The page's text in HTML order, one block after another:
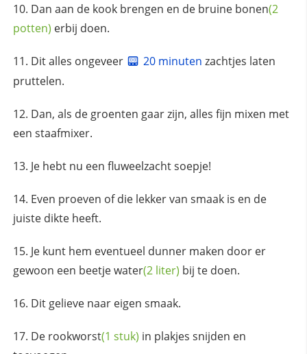
Dan aan de kook brengen en de bruine bonen(2
potten) erbij doen.
Dit alles ongeveer 20 minuten zachtjes laten
pruttelen.
Dan, als de groenten gaar zijn, alles fijn mixen met
een staafmixer.
Je hebt nu een fluweelzacht soepje!
Even proeven of die lekker van smaak is en de
juiste dikte heeft.
Je kunt hem eventueel dunner maken door er
gewoon een beetjewater(2 liter) bij te doen.
Dit gelieve naar eigen smaak.
De rookworst(1 stuk) in plakjes snijden en